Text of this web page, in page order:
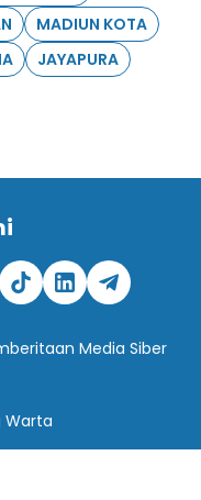
MADIUN KOTA
JAYAPURA
Media Siber
Warta